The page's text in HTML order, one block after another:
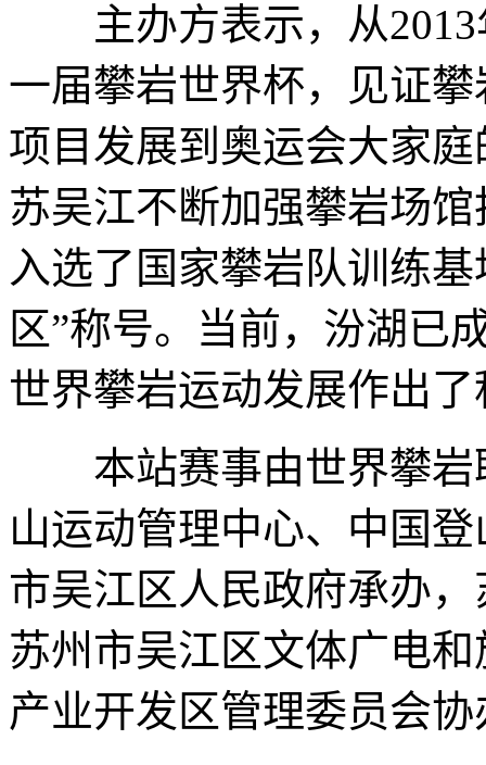
主办方表示，从2013
一届攀岩世界杯，见证
项目发展到奥运会大家
苏吴江不断加强攀岩场
入选了国家攀岩队训练
区”称号。当前，汾湖已
世界攀岩运动发展作出
本站赛事由世界攀岩
山运动管理中心、中国
市吴江区人民政府承办
苏州市吴江区文体广电
产业开发区管理委员会